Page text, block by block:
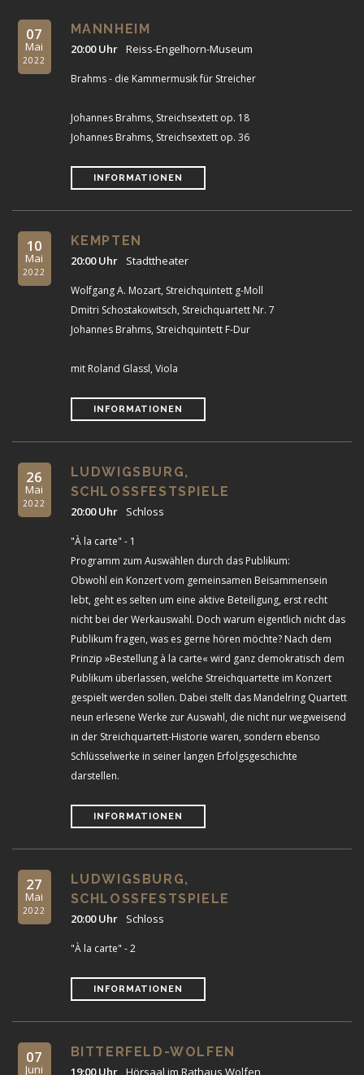
07
Mai
2022
MANNHEIM
20:00 Uhr Reiss-Engelhorn-Museum
Brahms - die Kammermusik für Streicher
Johannes Brahms, Streichsextett op. 18
Johannes Brahms, Streichsextett op. 36
INFORMATIONEN
10
Mai
2022
KEMPTEN
20:00 Uhr Stadttheater
Wolfgang A. Mozart, Streichquintett g-Moll
Dmitri Schostakowitsch, Streichquartett Nr. 7
Johannes Brahms, Streichquintett F-Dur
mit Roland Glassl, Viola
INFORMATIONEN
26
Mai
2022
LUDWIGSBURG,
SCHLOSSFESTSPIELE
20:00 Uhr Schloss
"À la carte" - 1
Programm zum Auswählen durch das Publikum:
Obwohl ein Konzert vom gemeinsamen Beisammensein
lebt, geht es selten um eine aktive Beteiligung, erst recht
nicht bei der Werkauswahl. Doch warum eigentlich nicht das
Publikum fragen, was es gerne hören möchte? Nach dem
Prinzip »Bestellung à la carte« wird ganz demokratisch dem
Publikum überlassen, welche Streichquartette im Konzert
gespielt werden sollen. Dabei stellt das Mandelring Quartett
neun erlesene Werke zur Auswahl, die nicht nur wegweisend
in der Streichquartett-Historie waren, sondern ebenso
Schlüsselwerke in seiner langen Erfolgsgeschichte
darstellen.
INFORMATIONEN
27
Mai
2022
LUDWIGSBURG,
SCHLOSSFESTSPIELE
20:00 Uhr Schloss
"À la carte" - 2
INFORMATIONEN
07
Juni
BITTERFELD-WOLFEN
19:00 Uhr Hörsaal im Rathaus Wolfen